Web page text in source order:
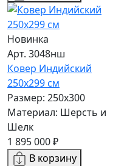
Новинка
Арт. 3048нш
Ковер Индийский
250x299 см
Размер: 250x300
Материал: Шерсть и
Шелк
1 895 000 ₽
В корзину